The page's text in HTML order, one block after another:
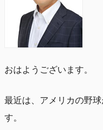
おはようございます。
最近は、アメリカの野
す。